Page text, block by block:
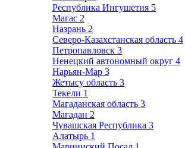
Республика Ингушетия 5
Магас 2
Назрань 2
Северо-Казахстанская область 4
Петропавловск 3
Ненецкий автономный округ 4
Нарьян-Мар 3
Жетысу область 3
Текели 1
Магаданская область 3
Магадан 2
Чувашская Республика 3
Алатырь 1